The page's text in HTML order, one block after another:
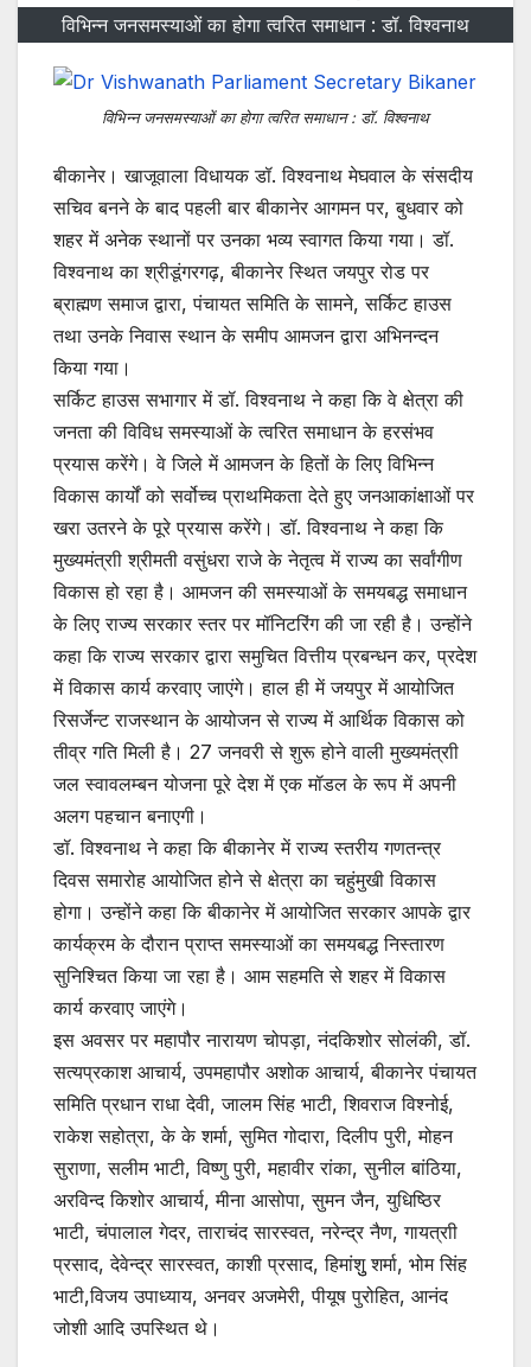
विभिन्न जनसमस्याओं का होगा त्वरित समाधान : डॉ. विश्वनाथ
विभिन्न जनसमस्याओं का होगा त्वरित समाधान : डॉ. विश्वनाथ
बीकानेर। खाजूवाला विधायक डॉ. विश्वनाथ मेघवाल के संसदीय
सचिव बनने के बाद पहली बार बीकानेर आगमन पर, बुधवार को
शहर में अनेक स्थानों पर उनका भव्य स्वागत किया गया। डॉ.
विश्वनाथ का श्रीडूंगरगढ़, बीकानेर स्थित जयपुर रोड पर
ब्राह्मण समाज द्वारा, पंचायत समिति के सामने, सर्किट हाउस
तथा उनके निवास स्थान के समीप आमजन द्वारा अभिनन्दन
किया गया।
सर्किट हाउस सभागार में डॉ. विश्वनाथ ने कहा कि वे क्षेत्रा की
जनता की विविध समस्याओं के त्वरित समाधान के हरसंभव
प्रयास करेंगे। वे जिले में आमजन के हितों के लिए विभिन्न
विकास कार्यों को सर्वोच्च प्राथमिकता देते हुए जनआकांक्षाओं पर
खरा उतरने के पूरे प्रयास करेंगे। डॉ. विश्वनाथ ने कहा कि
मुख्यमंत्राी श्रीमती वसुंधरा राजे के नेतृत्व में राज्य का सर्वांगीण
विकास हो रहा है। आमजन की समस्याओं के समयबद्ध समाधान
के लिए राज्य सरकार स्तर पर मॉनिटरिंग की जा रही है। उन्होंने
कहा कि राज्य सरकार द्वारा समुचित वित्तीय प्रबन्धन कर, प्रदेश
में विकास कार्य करवाए जाएंगे। हाल ही में जयपुर में आयोजित
रिसर्जेन्ट राजस्थान के आयोजन से राज्य में आर्थिक विकास को
तीव्र गति मिली है। 27 जनवरी से शुरू होने वाली मुख्यमंत्राी
जल स्वावलम्बन योजना पूरे देश में एक मॉडल के रूप में अपनी
अलग पहचान बनाएगी।
डॉ. विश्वनाथ ने कहा कि बीकानेर में राज्य स्तरीय गणतन्त्र
दिवस समारोह आयोजित होने से क्षेत्रा का चहुंमुखी विकास
होगा। उन्होंने कहा कि बीकानेर में आयोजित सरकार आपके द्वार
कार्यक्रम के दौरान प्राप्त समस्याओं का समयबद्ध निस्तारण
सुनिश्चित किया जा रहा है। आम सहमति से शहर में विकास
कार्य करवाए जाएंगे।
इस अवसर पर महापौर नारायण चोपड़ा, नंदकिशोर सोलंकी, डॉ.
सत्यप्रकाश आचार्य, उपमहापौर अशोक आचार्य, बीकानेर पंचायत
समिति प्रधान राधा देवी, जालम सिंह भाटी, शिवराज विश्नोई,
राकेश सहोत्रा, के के शर्मा, सुमित गोदारा, दिलीप पुरी, मोहन
सुराणा, सलीम भाटी, विष्णु पुरी, महावीर रांका, सुनील बांठिया,
अरविन्द किशोर आचार्य, मीना आसोपा, सुमन जैन, युधिष्ठिर
भाटी, चंपालाल गेदर, ताराचंद सारस्वत, नरेन्द्र नैण, गायत्राी
प्रसाद, देवेन्द्र सारस्वत, काशी प्रसाद, हिमांशुु शर्मा, भोम सिंह
भाटी,विजय उपाध्याय, अनवर अजमेरी, पीयूष पुरोहित, आनंद
जोशी आदि उपस्थित थे।